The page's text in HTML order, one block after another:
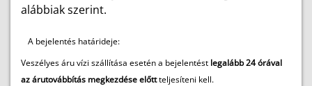
alábbiak szerint.
A bejelentés határideje:
Veszélyes áru vízi szállítása esetén a bejelentést legalább 24 órával
az árutovábbítás megkezdése előttteljesíteni kell.